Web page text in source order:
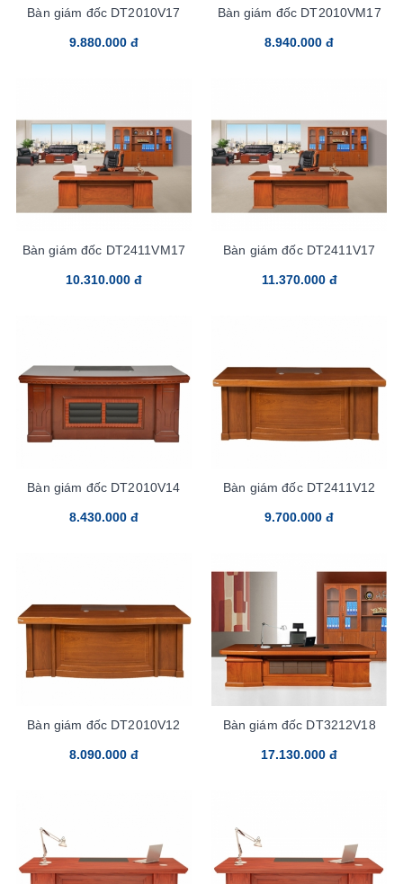
Bàn giám đốc DT2010V17
9.880.000 đ
Bàn giám đốc DT2010VM17
8.940.000 đ
Bàn giám đốc DT2411VM17
10.310.000 đ
Bàn giám đốc DT2411V17
11.370.000 đ
Bàn giám đốc DT2010V14
8.430.000 đ
Bàn giám đốc DT2411V12
9.700.000 đ
Bàn giám đốc DT2010V12
8.090.000 đ
Bàn giám đốc DT3212V18
17.130.000 đ